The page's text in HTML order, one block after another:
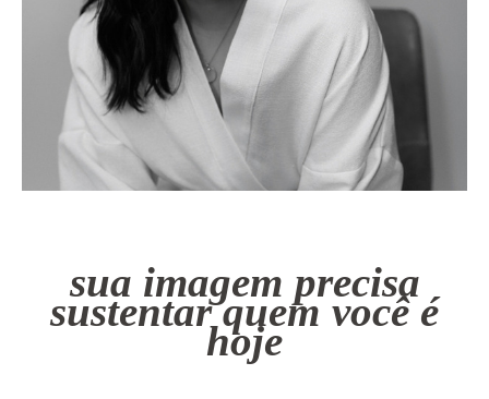
sua imagem precisa
sustentar quem você é
hoje